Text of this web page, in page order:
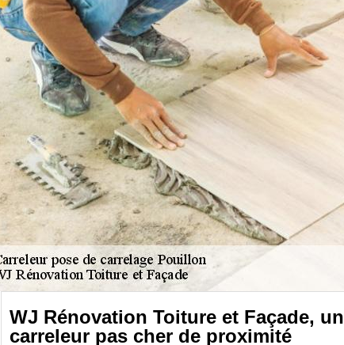
WJ Rénovation Toiture et Façade, un
carreleur pas cher de proximité